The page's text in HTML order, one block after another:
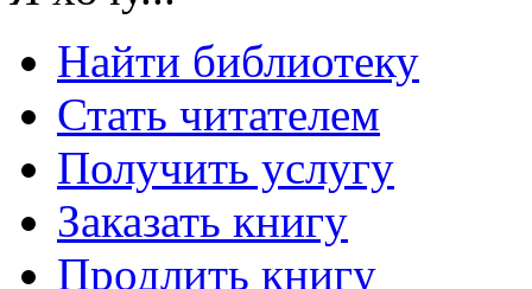
Найти библиотеку
Стать читателем
Получить услугу
Заказать книгу
Продлить книгу